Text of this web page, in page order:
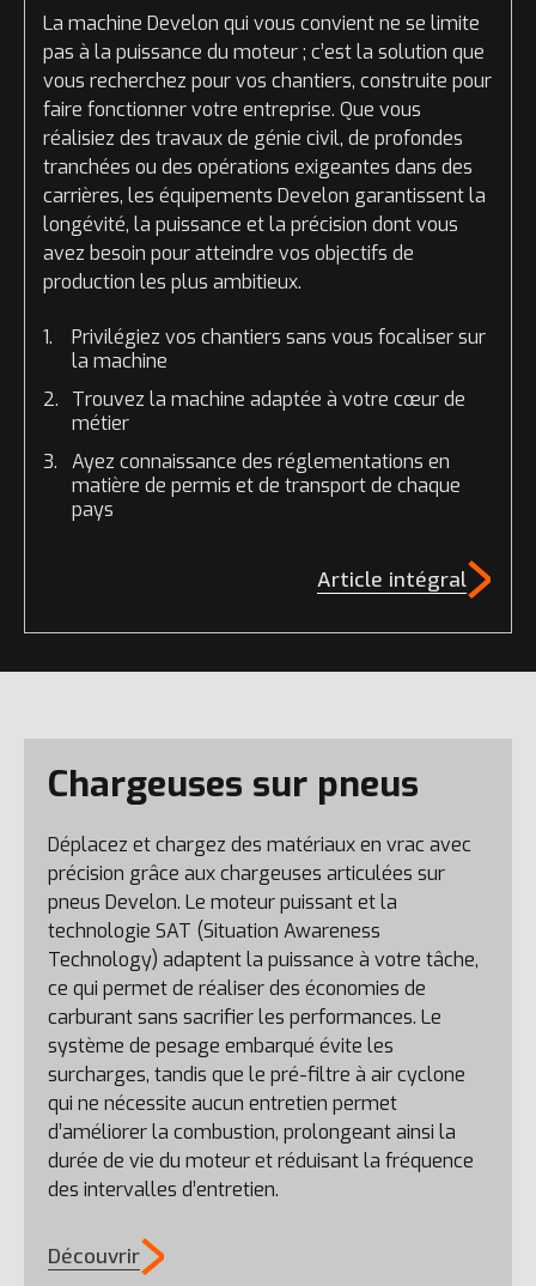
La machine Develon qui vous convient ne se limite
pas à la puissance du moteur ; c’est la solution que
vous recherchez pour vos chantiers, construite pour
faire fonctionner votre entreprise. Que vous
réalisiez des travaux de génie civil, de profondes
tranchées ou des opérations exigeantes dans des
carrières, les équipements Develon garantissent la
longévité, la puissance et la précision dont vous
avez besoin pour atteindre vos objectifs de
production les plus ambitieux.
Privilégiez vos chantiers sans vous focaliser sur
la machine
Trouvez la machine adaptée à votre cœur de
métier
Ayez connaissance des réglementations en
matière de permis et de transport de chaque
pays
Article intégral
Chargeuses sur pneus
Déplacez et chargez des matériaux en vrac avec
précision grâce aux chargeuses articulées sur
pneus Develon. Le moteur puissant et la
technologie SAT (Situation Awareness
Technology) adaptent la puissance à votre tâche,
ce qui permet de réaliser des économies de
carburant sans sacrifier les performances. Le
système de pesage embarqué évite les
surcharges, tandis que le pré-filtre à air cyclone
qui ne nécessite aucun entretien permet
d’améliorer la combustion, prolongeant ainsi la
durée de vie du moteur et réduisant la fréquence
des intervalles d’entretien.
Découvrir